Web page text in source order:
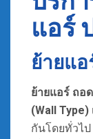
แอร์
ย้ายแ
ย้ายแอร์ ถอ
(Wall Type)
กันโดยทั่วไ